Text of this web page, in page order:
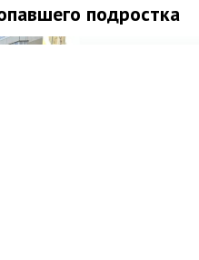
подростка